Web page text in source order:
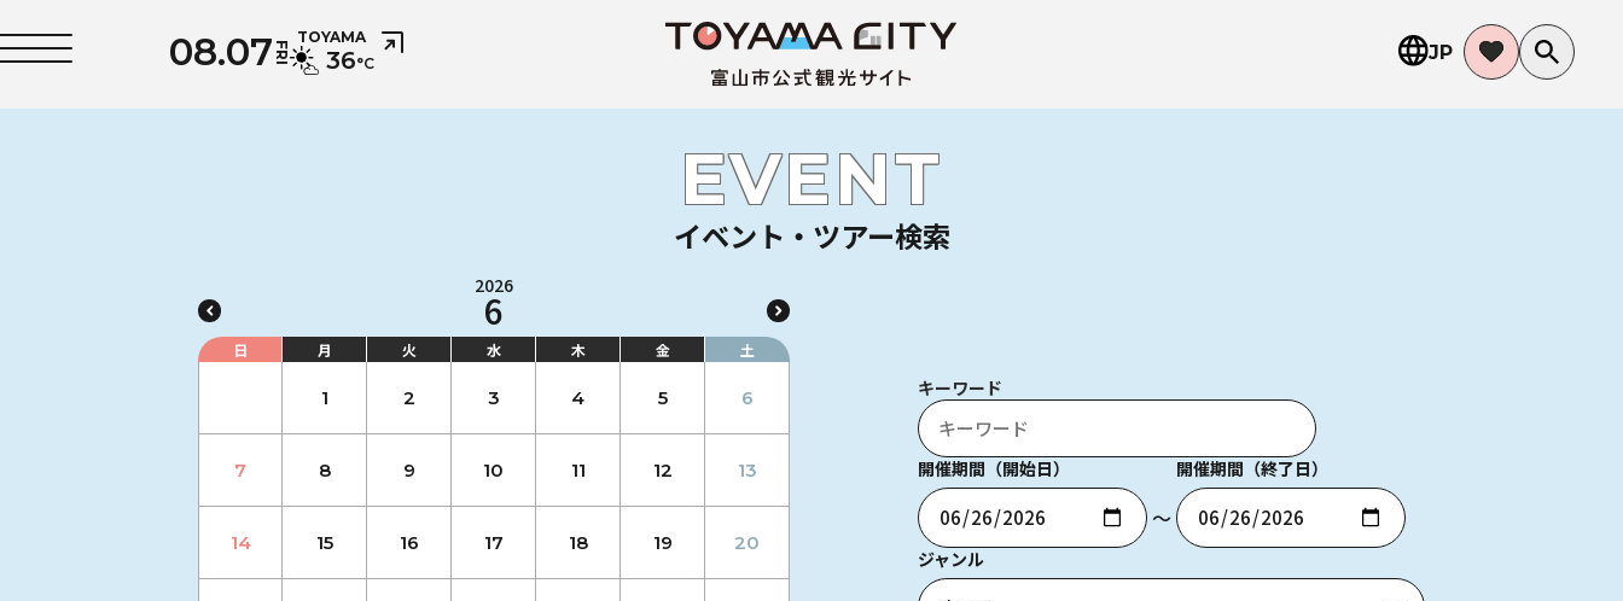
JP
08.07FRI
TOYAMA
36°C
イベント・ツアー検索
EVENT
2026
6
日 月 火 水 木 金 土
1 2 3 4 5 6
7 8 9 10 11 12 13
14 15 16 17 18 19 20
キーワード
開催期間（開始日）
〜
開催期間（終了日）
ジャンル